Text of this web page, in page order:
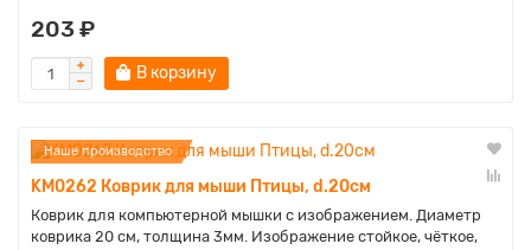
203 ₽
В корзину
Наше производство
KM0262 Коврик для мыши Птицы, d.20см
Коврик для компьютерной мышки с изображением. Диаметр
коврика 20 см, толщина 3мм. Изображение стойкое, чёткое,